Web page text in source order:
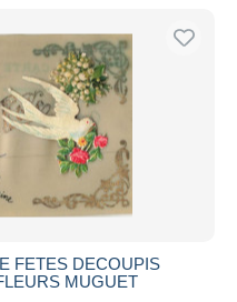
FETES DECOUPIS
MUGUET